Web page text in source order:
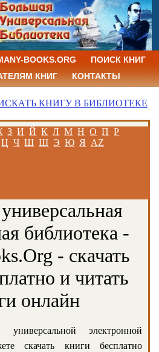
BOOKS.ORG
ПОИСК КНИГ
КНИГ
КОНТАКТЫ
КНИГУ В БИБЛИОТЕКЕ
З И Й К Л М Н О П Р
Ц Ч Ш Щ Э Ю Я AZ
библиотека -
- скачать
и читать
онлайн
электронной
скачать книги бесплатно